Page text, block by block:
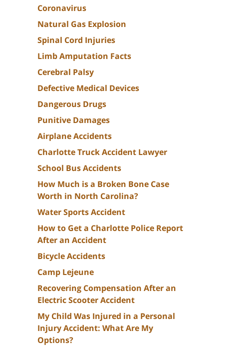
Coronavirus
Natural Gas Explosion
Spinal Cord Injuries
Limb Amputation Facts
Cerebral Palsy
Defective Medical Devices
Dangerous Drugs
Punitive Damages
Airplane Accidents
Charlotte Truck Accident Lawyer
School Bus Accidents
How Much is a Broken Bone Case
Worth in North Carolina?
Water Sports Accident
How to Get a Charlotte Police Report
After an Accident
Bicycle Accidents
Camp Lejeune
Recovering Compensation After an
Electric Scooter Accident
My Child Was Injured in a Personal
Injury Accident: What Are My
Options?